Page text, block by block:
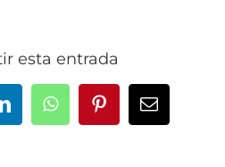
esta entrada
LinkedInWhatsAppPinterestCorreo